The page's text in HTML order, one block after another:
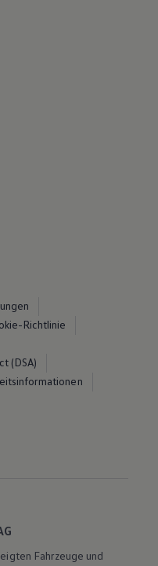
Richtlinie
(DSA)
Fahrzeuge und